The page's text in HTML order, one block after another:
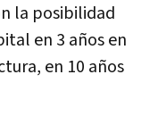
la posibilidad
en 3 años en
en 10 años